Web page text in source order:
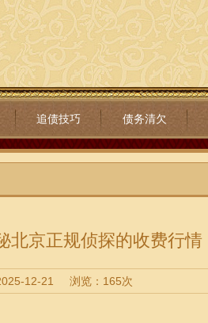
追债技巧 债务清欠
北京正规侦探的收费行情
12-21 浏览：165次